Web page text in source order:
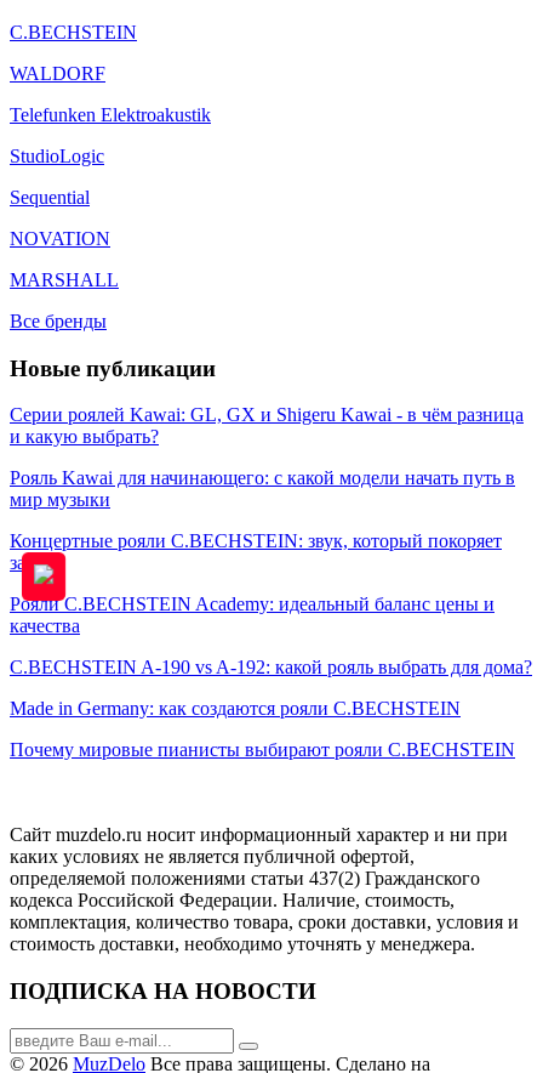
C.BECHSTEIN
WALDORF
Telefunken Elektroakustik
StudioLogic
Sequential
NOVATION
MARSHALL
Все бренды
Новые публикации
Серии роялей Kawai: GL, GX и Shigeru Kawai - в чём разница
и какую выбрать?
Рояль Kawai для начинающего: с какой модели начать путь в
мир музыки
Концертные рояли C.BECHSTEIN: звук, который покоряет
залы
Рояли C.BECHSTEIN Academy: идеальный баланс цены и
качества
C.BECHSTEIN A-190 vs A-192: какой рояль выбрать для дома?
Made in Germany: как создаются рояли C.BECHSTEIN
Почему мировые пианисты выбирают рояли C.BECHSTEIN
Сайт muzdelo.ru носит информационный характер и ни при
каких условиях не является публичной офертой,
определяемой положениями статьи 437(2) Гражданского
кодекса Российской Федерации. Наличие, стоимость,
комплектация, количество товара, сроки доставки, условия и
стоимость доставки, необходимо уточнять у менеджера.
ПОДПИСКА НА НОВОСТИ
© 2026 MuzDelo Все права защищены. Сделано на